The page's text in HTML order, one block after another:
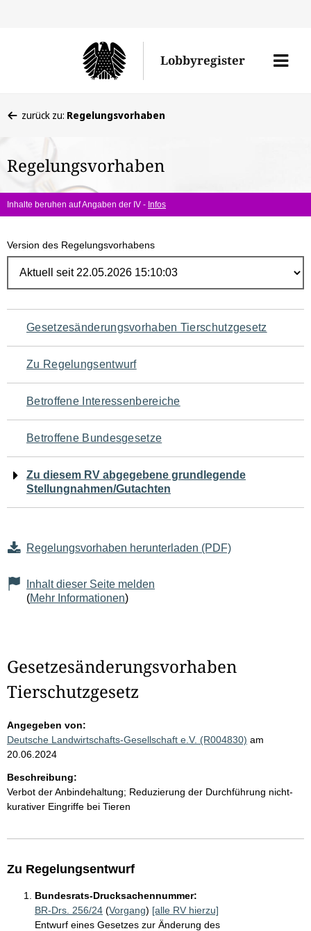
Lobbyregister
Menü
befinden
hier:
zurück zu: Regelungsvorhaben
Regelungsvorhaben
Inhalte beruhen auf Angaben der IV - Infos
Version des Regelungsvorhabens
Navigation
für
den
Seiteninhalt
Gesetzesänderungsvorhaben Tierschutzgesetz
Zu Regelungsentwurf
Betroffene Interessenbereiche
Betroffene Bundesgesetze
Zu diesem RV abgegebene grundlegende
Stellungnahmen/Gutachten
Regelungsvorhaben herunterladen (PDF)
Inhalt dieser Seite melden
(Mehr Informationen)
Gesetzesänderungsvorhaben
Tierschutzgesetz
Angegeben von:
Deutsche Landwirtschafts-Gesellschaft e.V. (R004830) am
20.06.2024
Beschreibung:
Verbot der Anbindehaltung; Reduzierung der Durchführung nicht-
kurativer Eingriffe bei Tieren
Zu Regelungsentwurf
Bundesrats-Drucksachennummer:
BR-Drs. 256/24 (Vorgang) [alle RV hierzu]
Entwurf eines Gesetzes zur Änderung des